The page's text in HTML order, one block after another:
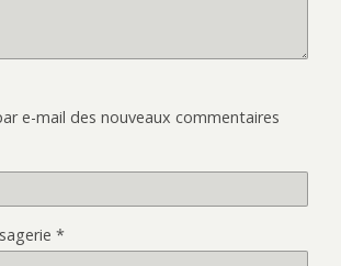
e-mail des nouveaux commentaires
*